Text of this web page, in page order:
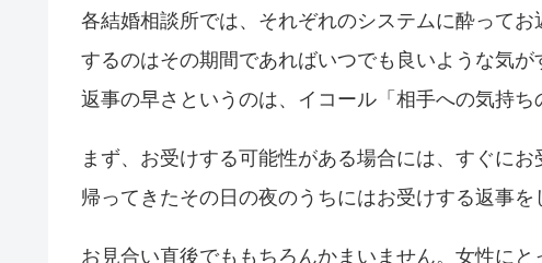
各結婚相談所では、それぞれのシステムに酔って
するのはその期間であればいつでも良いような気
返事の早さというのは、イコール「相手への気持ち
まず、お受けする可能性がある場合には、すぐに
帰ってきたその日の夜のうちにはお受けする返事を
お見合い直後でももちろんかまいません。女性に